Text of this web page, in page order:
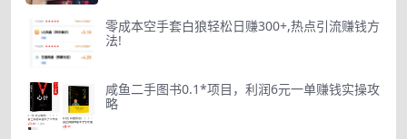
零成本空手套白狼轻松日赚300+,热点引流赚钱方
法!
咸鱼二手图书0.1*项目，利润6元一单赚钱实操攻
略